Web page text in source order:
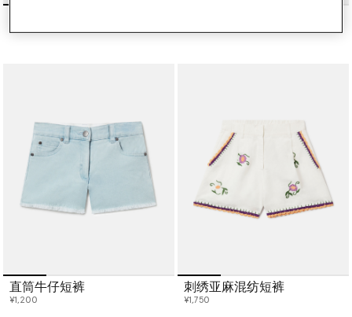
¥1,600 ¥1,300
直筒牛仔短裤
¥1,200
刺绣亚麻混纺短裤
¥1,750